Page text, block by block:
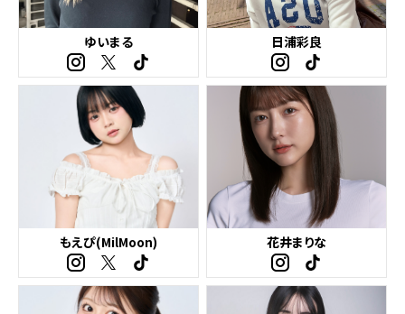
ゆいまる 日浦彩良
もえぴ(MilMoon) 花井まりな